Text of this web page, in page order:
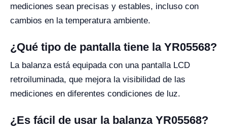
mediciones sean precisas y estables, incluso con
cambios en la temperatura ambiente.
¿Qué tipo de pantalla tiene la YR05568?
La balanza está equipada con una pantalla LCD
retroiluminada, que mejora la visibilidad de las
mediciones en diferentes condiciones de luz.
¿Es fácil de usar la balanza YR05568?